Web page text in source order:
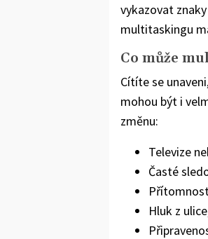
vykazovat
multitaskingu
Co může
Cítíte se
mohou být i
změnu:
Televize
Časté
Hluk z